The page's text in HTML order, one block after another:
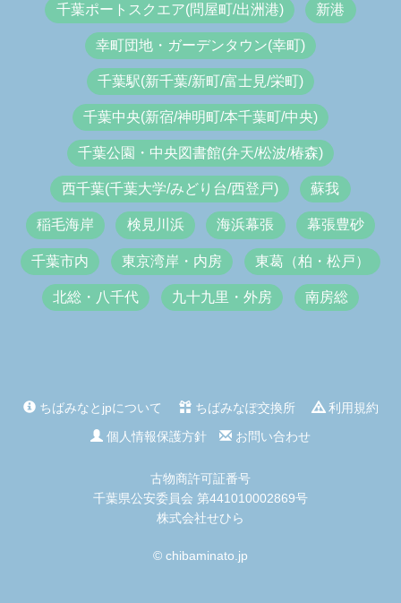
千葉ポートスクエア(問屋町/出洲港) 新港
幸町団地・ガーデンタウン(幸町)
千葉駅(新千葉/新町/富士見/栄町)
千葉中央(新宿/神明町/本千葉町/中央)
千葉公園・中央図書館(弁天/松波/椿森)
西千葉(千葉大学/みどり台/西登戸) 蘇我
稲毛海岸 検見川浜 海浜幕張 幕張豊砂
千葉市内 東京湾岸・内房 東葛（柏・松戸）
北総・八千代 九十九里・外房 南房総
ちばみなとjpについて ちばみなぽ交換所
利用規約
個人情報保護方針
お問い合わせ
古物商許可証番号
千葉県公安委員会 第441010002869号
株式会社せひら
© chibaminato.jp